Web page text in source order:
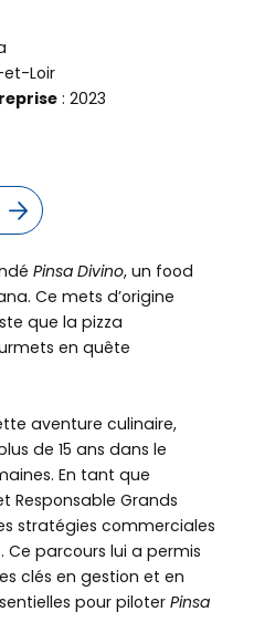
et-Loir
: 2023
Pinsa Divino, un food
Ce mets d’origine
que la pizza
en quête
aventure culinaire,
de 15 ans dans le
En tant que
Responsable Grands
stratégies commerciales
Ce parcours lui a permis
clés en gestion et en
pour piloter Pinsa